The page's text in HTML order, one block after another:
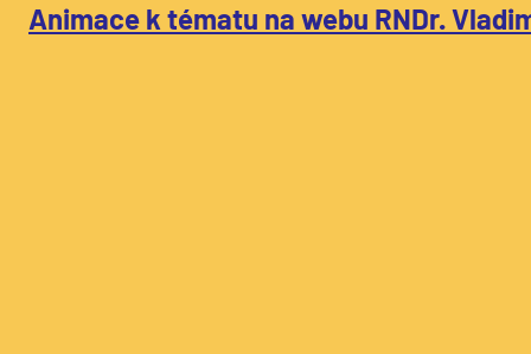
Animace k tématu na webu RNDr.